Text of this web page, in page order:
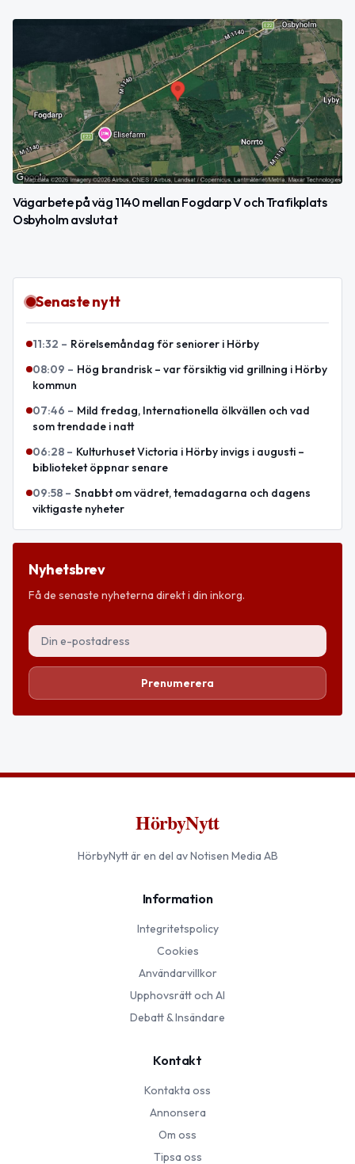
Vägarbete på väg 1140 mellan Fogdarp V och Trafikplats
Osbyholm avslutat
Senaste nytt
11:32 – Rörelsemåndag för seniorer i Hörby
08:09 – Hög brandrisk – var försiktig vid grillning i Hörby
kommun
07:46 – Mild fredag, Internationella ölkvällen och vad
som trendade i natt
06:28 – Kulturhuset Victoria i Hörby invigs i augusti –
biblioteket öppnar senare
09:58 – Snabbt om vädret, temadagarna och dagens
viktigaste nyheter
Nyhetsbrev
Få de senaste nyheterna direkt i din inkorg.
Prenumerera
HörbyNytt
HörbyNyttär en del av Notisen Media AB
Information
Integritetspolicy
Cookies
Användarvillkor
Upphovsrätt och AI
Debatt & Insändare
Kontakt
Kontakta oss
Annonsera
Om oss
Tipsa oss